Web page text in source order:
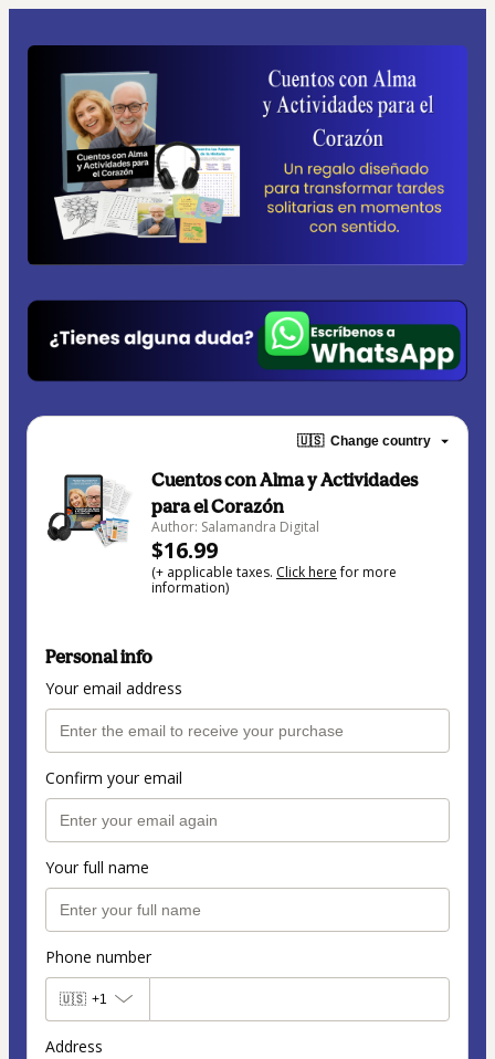
🇺🇸 Change country
Cuentos con Alma y Actividades
para el Corazón
Author: Salamandra Digital
$16.99
(+ applicable taxes. Click herefor more
information)
Personal info
Your email address
Confirm your email
Your full name
Phone number
🇺🇸 +1
Address